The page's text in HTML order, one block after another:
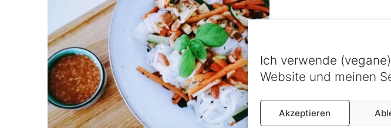
Ich verwende
Website und meinen
Akzeptieren